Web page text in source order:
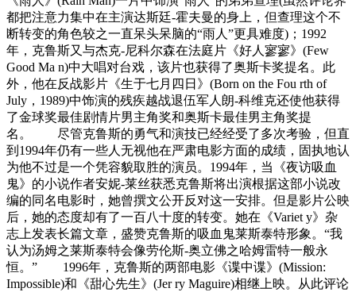
都把注意力集中在主演达斯廷-霍夫曼的身上，但查理这个不
断转变的角色较之一直呆头呆脑的“雨人”更具难度)；1992
年，克鲁斯又与杰克-尼科尔森在法庭片《好人寥寥》(Few
Good Ma n)中大唱对台戏，该片也获得了奥斯卡奖提名。此
外，他在反战影片《生于七月四日》(Born on the Fou rth of
July，1989)中饰演的残疾越战退伍军人朗-科维克还使他获得
了金球奖最佳剧情片男主角奖和奥斯卡最佳男主角奖提
名。 尽管克鲁斯的勇气和演技已经经受了多次考验，但直
到1994年仍有一些人无视他在严肃电影方面的成绩，固执地认
为他不过是一个凭容貌取胜的演员。1994年，当《夜访吸血
鬼》的小说作者安妮-莱丝获悉克鲁斯将出演根据这部小说改
编的同名电影时，她曾撰文公开反对这一安排。但是影片公映
后，她的态度却有了一百八十度的转变。她在《Variet y》杂
志上发表长篇文章，盛赞克鲁斯的吸血鬼莱斯泰特形象。“我
认为汤姆之莱斯泰特会像劳伦斯-奥立佛之哈姆雷特一般永
恒。” 1996年，克鲁斯的两部电影《谍中谍》(Mission:
Impossible)和《甜心先生》(Jer ry Maguire)相继上映。从此评论